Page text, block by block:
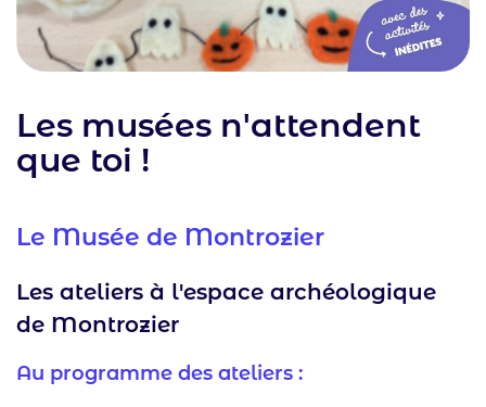
Les musées n'attendent
que toi !
Le Musée de Montrozier
Les ateliers à l'espace archéologique
de Montrozier
Au programme des ateliers :